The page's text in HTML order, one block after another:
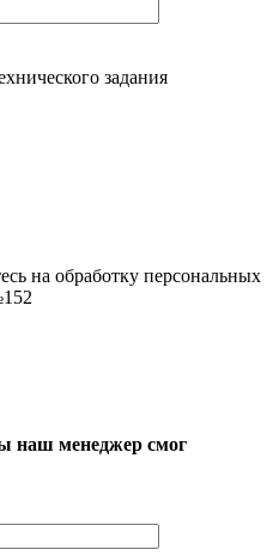
задания
на обработку персональных
наш менеджер смог